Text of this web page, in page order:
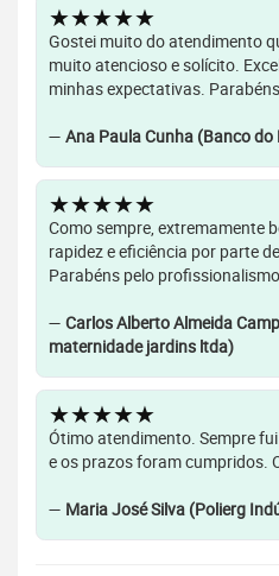
★★★★★
Gostei muito do atendimento
muito atencioso e solícito.
minhas expectativas.
— Ana Paula Cunha (Banco do
★★★★★
Como sempre, extremamente
rapidez e eficiência por parte
Parabéns pelo
— Carlos Alberto Almeida
maternidade jardins ltda)
★★★★★
Ótimo atendimento. Sempre
e os prazos foram cumpridos.
— Maria José Silva (Polierg